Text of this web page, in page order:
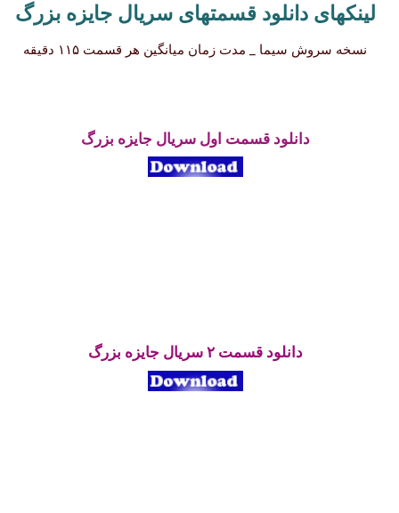
لینکهای دانلود قسمتهای سریال جایزه بزرگ
نسخه سروش سیما _ مدت زمان میانگین هر قسمت ۱۱۵ دقیقه
دانلود قسمت اول سریال جایزه بزرگ
دانلود قسمت ۲ سریال جایزه بزرگ